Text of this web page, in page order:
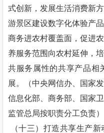
式创新，发展生活消费新
游景区建设数字化体验产
商务进农村覆盖面，促进
养服务范围向农村延伸，
共服务属性的共享产品相
展。（中央网信办、国家
信息化部、商务部、国家
监管总局按职责分工负责）
（十三）打造共享生产